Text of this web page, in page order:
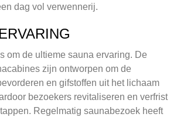
dag vol verwennerij.
om de ultieme sauna ervaring. De
zijn ontworpen om de
en gifstoffen uit het lichaam
bezoekers revitaliseren en verfrist
Regelmatig saunabezoek heeft